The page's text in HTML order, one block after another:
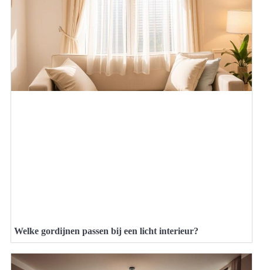
Welke gordijnen passen bij een licht interieur?